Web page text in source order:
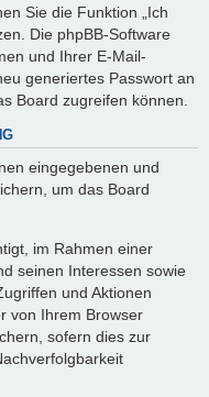
Sie die Funktion „Ich
Die phpBB-Software
und Ihrer E-Mail-
generiertes Passwort an
Board zugreifen können.
eingegebenen und
um das Board
im Rahmen einer
seinen Interessen sowie
und Aktionen
von Ihrem Browser
sofern dies zur